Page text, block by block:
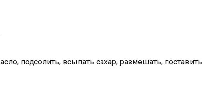
подсолить, всыпать сахар, размешать, поставить